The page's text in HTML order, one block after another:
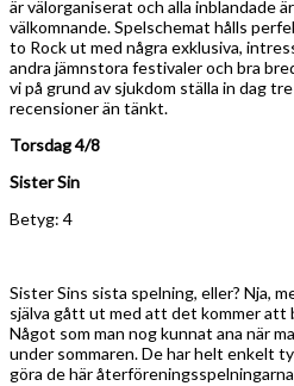
är välorganiserat och alla inblandade
välkomnande. Spelschemat hålls
to Rock ut med några exklusiva,
andra jämnstora festivaler och bra
vi på grund av sjukdom ställa in dag
recensioner än tänkt.
Torsdag 4/8
Sister Sin
Betyg: 4
Sister Sins sista spelning, eller? Nja,
själva gått ut med att det kommer
Något som man nog kunnat ana när
under sommaren. De har helt enkelt
göra de här